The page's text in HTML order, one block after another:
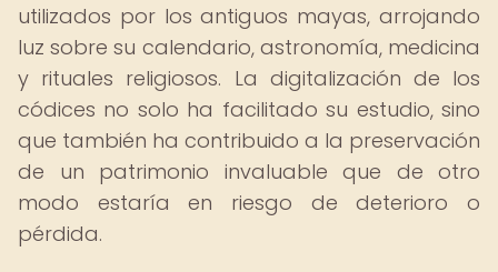
utilizados por los antiguos mayas, arrojando
luz sobre su calendario, astronomía, medicina
y rituales religiosos. La digitalización de los
códices no solo ha facilitado su estudio, sino
que también ha contribuido a la preservación
de un patrimonio invaluable que de otro
modo estaría en riesgo de deterioro o
pérdida.